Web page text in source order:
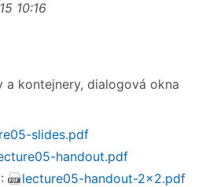
10:16
a kontejnery, dialogová okna
slides.pdf
handout.pdf
lecture05-handout-2x2.pdf